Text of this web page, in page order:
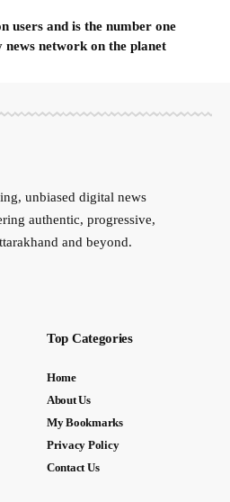
users and is the number one
news network on the planet
unbiased digital news
authentic, progressive,
and beyond.
Top Categories
Home
About Us
My Bookmarks
Privacy Policy
Contact Us